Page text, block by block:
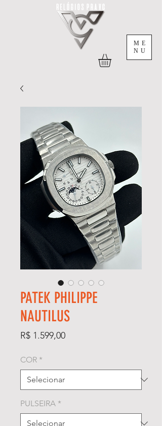
ME
NU
PATEK PHILIPPE
NAUTILUS
R$ 1.599,00Preço
COR *
PULSEIRA *